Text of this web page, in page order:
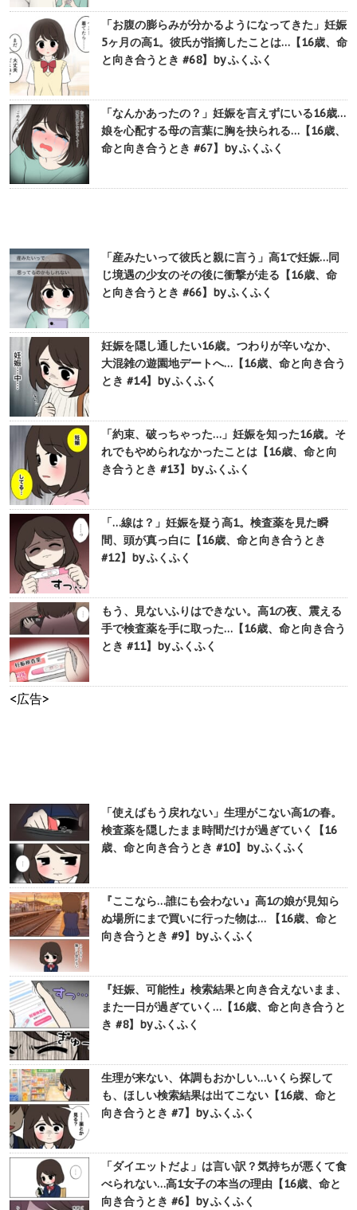
「お腹の膨らみが分かるようになってきた」妊娠
5ヶ月の高1。彼氏が指摘したことは…【16歳、命
と向き合うとき #68】by ふくふく
「なんかあったの？」妊娠を言えずにいる16歳…
娘を心配する母の言葉に胸を抉られる…【16歳、
命と向き合うとき #67】by ふくふく
「産みたいって彼氏と親に言う」高1で妊娠…同
じ境遇の少女のその後に衝撃が走る【16歳、命
と向き合うとき #66】by ふくふく
妊娠を隠し通したい16歳。つわりが辛いなか、
大混雑の遊園地デートへ…【16歳、命と向き合う
とき #14】by ふくふく
「約束、破っちゃった…」妊娠を知った16歳。そ
れでもやめられなかったことは【16歳、命と向
き合うとき #13】by ふくふく
「…線は？」妊娠を疑う高1。検査薬を見た瞬
間、頭が真っ白に【16歳、命と向き合うとき
#12】by ふくふく
もう、見ないふりはできない。高1の夜、震える
手で検査薬を手に取った…【16歳、命と向き合う
とき #11】by ふくふく
<広告>
「使えばもう戻れない」生理がこない高1の春。
検査薬を隠したまま時間だけが過ぎていく【16
歳、命と向き合うとき #10】by ふくふく
『ここなら…誰にも会わない』高1の娘が見知ら
ぬ場所にまで買いに行った物は… 【16歳、命と
向き合うとき #9】by ふくふく
『妊娠、可能性』検索結果と向き合えないまま、
また一日が過ぎていく…【16歳、命と向き合うと
き #8】by ふくふく
生理が来ない、体調もおかしい…いくら探して
も、ほしい検索結果は出てこない【16歳、命と
向き合うとき #7】by ふくふく
「ダイエットだよ」は言い訳？気持ちが悪くて食
べられない…高1女子の本当の理由【16歳、命と
向き合うとき #6】by ふくふく